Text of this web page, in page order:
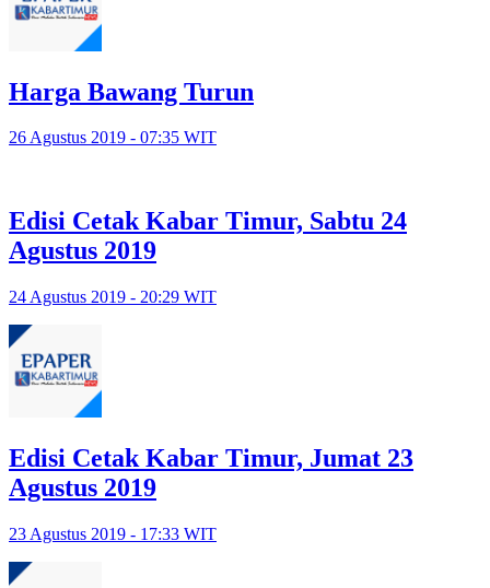
Harga Bawang Turun
26 Agustus 2019 - 07:35 WIT
Edisi Cetak Kabar Timur, Sabtu 24
Agustus 2019
24 Agustus 2019 - 20:29 WIT
Edisi Cetak Kabar Timur, Jumat 23
Agustus 2019
23 Agustus 2019 - 17:33 WIT